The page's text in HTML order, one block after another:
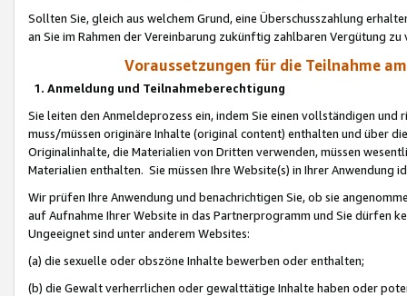
Sollten Sie, gleich aus welchem Grund, eine Überschusszahlung
an Sie im Rahmen der Vereinbarung zukünftig zahlbaren Vergütung zu
Voraussetzungen für die Teilnahme
1. Anmeldung und Teilnahmeberechtigung
Sie leiten den Anmeldeprozess ein, indem Sie einen vollständigen
muss/müssen originäre Inhalte (original content) enthalten und über
Originalinhalte, die Materialien von Dritten verwenden, müssen
Materialien enthalten. Sie müssen Ihre Website(s) in Ihrer Anwendung
Wir prüfen Ihre Anwendung und benachrichtigen Sie, ob sie
auf Aufnahme Ihrer Website in das Partnerprogramm und Sie dürfen
Ungeeignet sind unter anderem Websites:
(a) die sexuelle oder obszöne Inhalte bewerben oder enthalten;
(b) die Gewalt verherrlichen oder gewalttätige Inhalte haben oder